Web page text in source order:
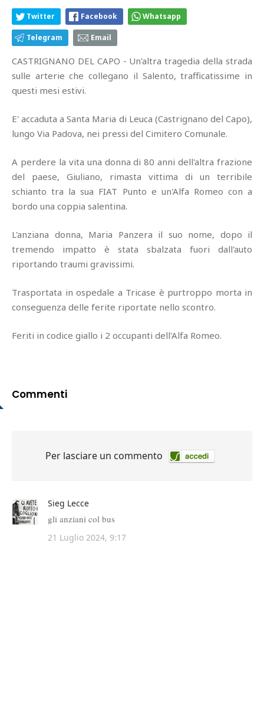
Twitter Facebook Whatsapp
Telegram Email
CASTRIGNANO DEL CAPO - Un'altra tragedia della strada
sulle arterie che collegano il Salento, trafficatissime in
questi mesi estivi.
E' accaduta a Santa Maria di Leuca (Castrignano del Capo),
lungo Via Padova, nei pressi del Cimitero Comunale.
A perdere la vita una donna di 80 anni dell'altra frazione
del paese, Giuliano, rimasta vittima di un terribile
schianto tra la sua FIAT Punto e un'Alfa Romeo con a
bordo una coppia salentina.
L'anziana donna, Maria Panzera il suo nome, dopo il
tremendo impatto è stata sbalzata fuori dall'auto
riportando traumi gravissimi.
Trasportata in ospedale a Tricase è purtroppo morta in
conseguenza delle ferite riportate nello scontro.
Feriti in codice giallo i 2 occupanti dell'Alfa Romeo.
Commenti